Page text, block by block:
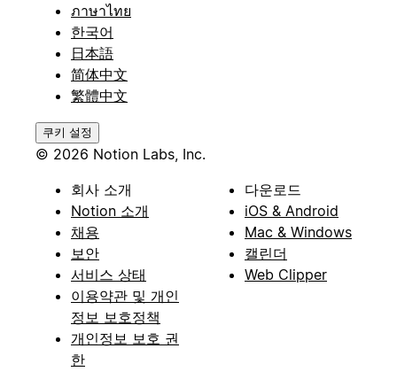
ภาษาไทย
한국어
日本語
简体中文
繁體中文
쿠키 설정
© 2026 Notion Labs, Inc.
회사 소개
Notion 소개
채용
보안
서비스 상태
이용약관 및 개인
정보 보호정책
개인정보 보호 권
한
다운로드
iOS & Android
Mac & Windows
캘린더
Web Clipper